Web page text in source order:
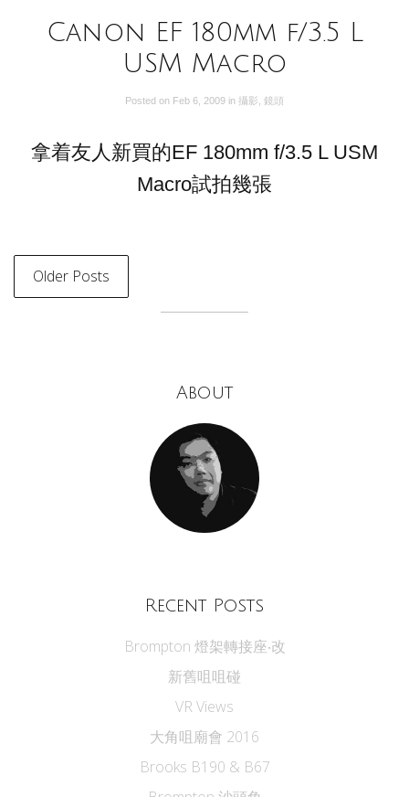
Canon EF 180mm f/3.5 L
USM Macro
Posted on Feb 6, 2009 in 攝影, 鏡頭
拿着友人新買的EF 180mm f/3.5 L USM
Macro試拍幾張
Older Posts
About
Recent Posts
Brompton 燈架轉接座‧改
新舊咀咀碰
VR Views
大角咀廟會 2016
Brooks B190 & B67